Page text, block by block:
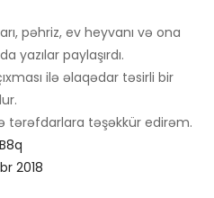
pəhriz, ev heyvanı və ona
yazılar paylaşırdı.
ilə əlaqədar təsirli bir
tərəfdarlara təşəkkür edirəm.
2018